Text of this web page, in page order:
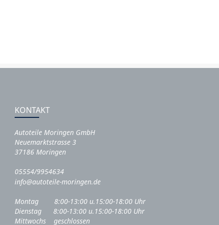
KONTAKT
Autoteile Moringen GmbH
Neuemarktstrasse 3
37186 Moringen
05554/9954634
info@autoteile-moringen.de
Montag 8:00-13:00 u.15:00-18:00 Uhr
Dienstag 8:00-13:00 u.15:00-18:00 Uhr
Mittwochs geschlossen